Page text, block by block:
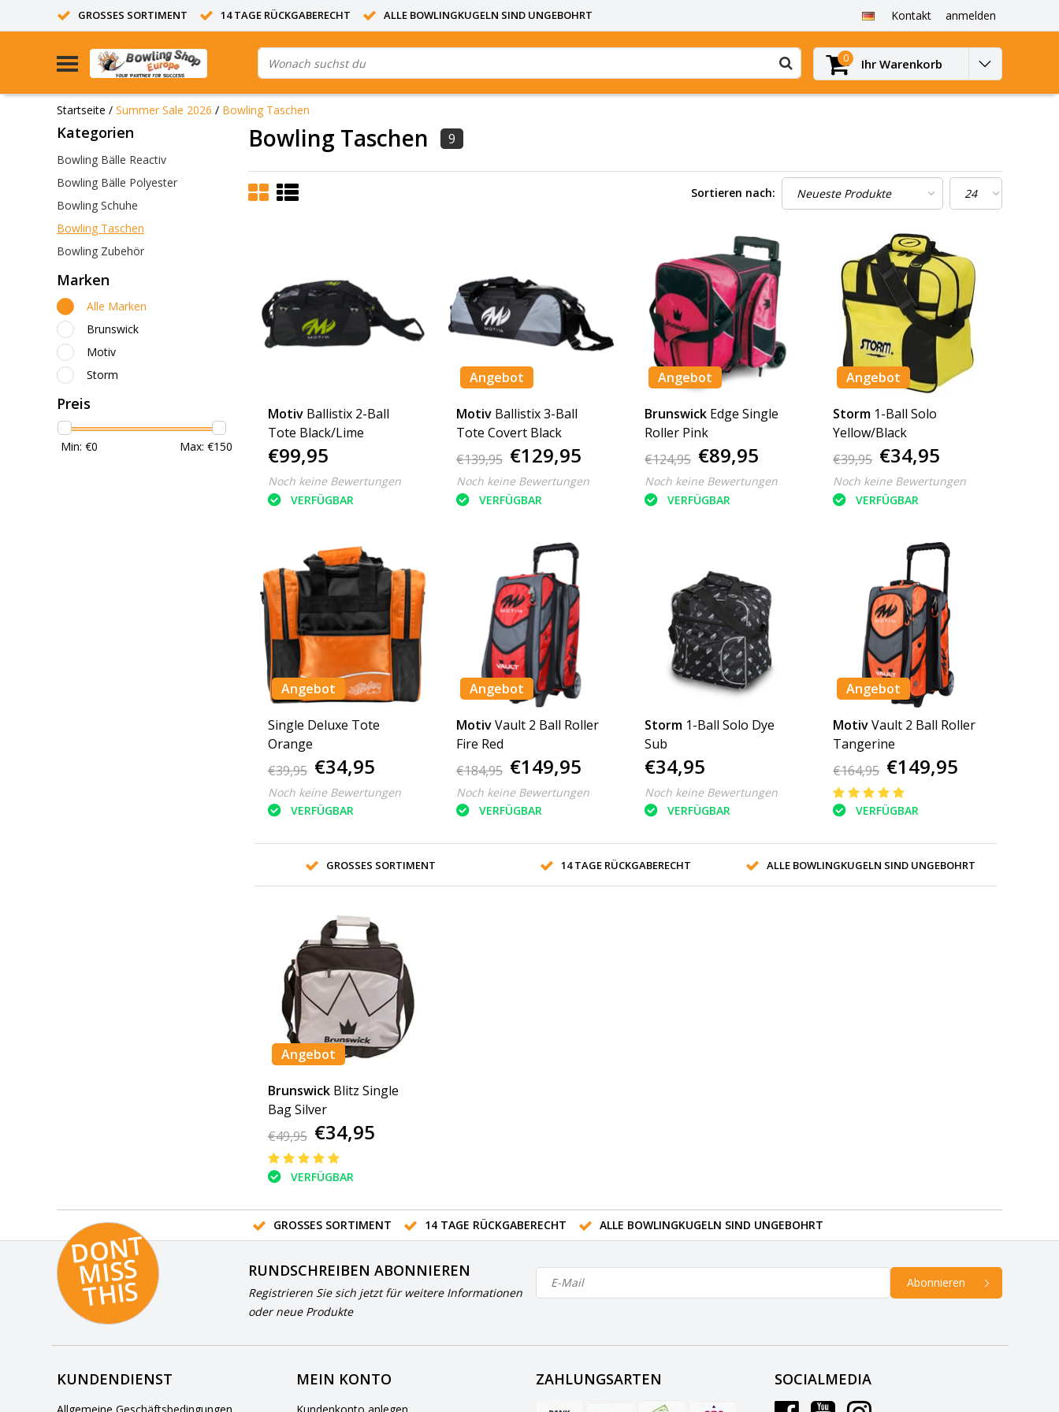
GROSSES SORTIMENT 14 TAGE RÜCKGABERECHT ALLE BOWLINGKUGELN SIND UNGEBOHRT Kontakt anmelden
0 Ihr Warenkorb
Startseite / Summer Sale 2026 / Bowling Taschen
Kategorien
Bowling Bälle Reactiv
Bowling Bälle Polyester
Bowling Schuhe
Bowling Taschen
Bowling Zubehör
Marken
Alle Marken
Brunswick
Motiv
Storm
Preis
Min: €0 Max: €150
Bowling Taschen 9
Sortieren nach:
Motiv Ballistix 2-Ball
Tote Black/Lime
€99,95
Noch keine Bewertungen
VERFÜGBAR
Angebot
Motiv Ballistix 3-Ball
Tote Covert Black
€139,95 €129,95
Noch keine Bewertungen
VERFÜGBAR
Angebot
Brunswick Edge Single
Roller Pink
€124,95 €89,95
Noch keine Bewertungen
VERFÜGBAR
Angebot
Storm 1-Ball Solo
Yellow/Black
€39,95 €34,95
Noch keine Bewertungen
VERFÜGBAR
Angebot
Single Deluxe Tote
Orange
€39,95 €34,95
Noch keine Bewertungen
VERFÜGBAR
Angebot
MotivVault 2 Ball Roller
Fire Red
€184,95 €149,95
Noch keine Bewertungen
VERFÜGBAR
Storm 1-Ball Solo Dye
Sub
€34,95
Noch keine Bewertungen
VERFÜGBAR
Angebot
MotivVault 2 Ball Roller
Tangerine
€164,95 €149,95
VERFÜGBAR
GROSSES SORTIMENT 14 TAGE RÜCKGABERECHT ALLE BOWLINGKUGELN SIND UNGEBOHRT
Angebot
Brunswick Blitz Single
Bag Silver
€49,95 €34,95
VERFÜGBAR
GROSSES SORTIMENT 14 TAGE RÜCKGABERECHT ALLE BOWLINGKUGELN SIND UNGEBOHRT
D
O
N
T
MI
S
S
T
HI
S
RUNDSCHREIBEN ABONNIEREN
Registrieren Sie sich jetzt für weitere Informationen
oder neue Produkte
Abonnieren
KUNDENDIENST
Allgemeine Geschäftsbedingungen
MEIN KONTO
Kundenkonto anlegen
ZAHLUNGSARTEN SOCIALMEDIA